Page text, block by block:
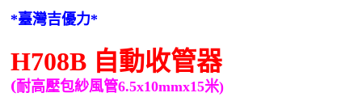
*臺灣吉優力*
H708B 自動收管器
(耐高壓包紗風管6.5x10mmx15米)